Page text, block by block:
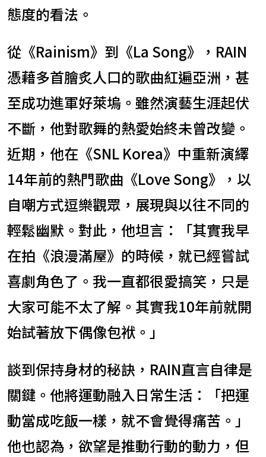
態度的看法。
從《Rainism》到《La Song》，RAIN
憑藉多首膾炙人口的歌曲紅遍亞洲，甚
至成功進軍好萊塢。雖然演藝生涯起伏
不斷，他對歌舞的熱愛始終未曾改變。
近期，他在《SNL Korea》中重新演繹
14年前的熱門歌曲《Love Song》，以
自嘲方式逗樂觀眾，展現與以往不同的
輕鬆幽默。對此，他坦言：「其實我早
在拍《浪漫滿屋》的時候，就已經嘗試
喜劇角色了。我一直都很愛搞笑，只是
大家可能不太了解。其實我10年前就開
始試著放下偶像包袱。」
談到保持身材的秘訣，RAIN直言自律是
關鍵。他將運動融入日常生活：「把運
動當成吃飯一樣，就不會覺得痛苦。」
他也認為，欲望是推動行動的動力，但